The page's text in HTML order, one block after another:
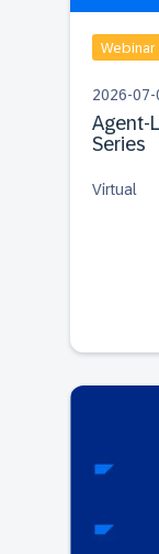
Webinar
2026-
Agent-
Series
Virtual